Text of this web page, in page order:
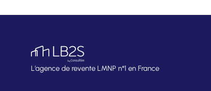
L’agence de revente LMNP n°1 en France